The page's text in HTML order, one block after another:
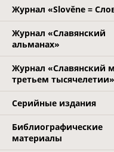
Журнал «Slověne =
Журнал «Славянский
альманах»
Журнал «Славянский
третьем тысячелетии»
Серийные издания
Библиографические
материалы